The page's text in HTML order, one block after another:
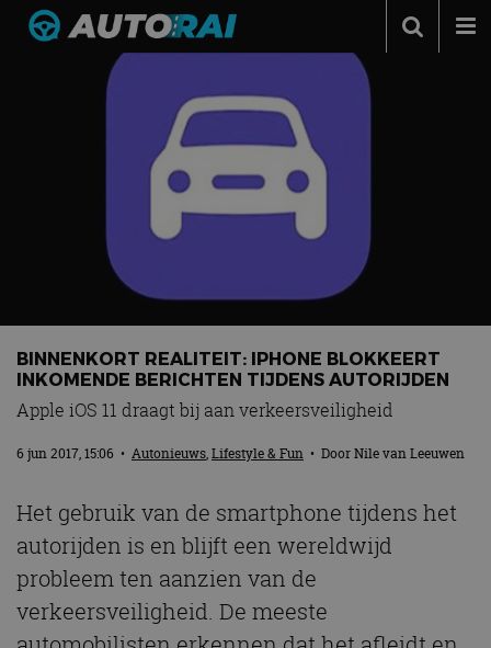
Autonieuws
Adverteren
MotorRAI.nl
BINNENKORT REALITEIT: IPHONE BLOKKEERT
INKOMENDE BERICHTEN TIJDENS AUTORIJDEN
Apple iOS 11 draagt bij aan verkeersveiligheid
6 jun 2017, 15:06 • Autonieuws,Lifestyle & Fun • DoorNile van Leeuwen
Het gebruik van de smartphone tijdens het
autorijden is en blijft een wereldwijd
probleem ten aanzien van de
verkeersveiligheid. De meeste